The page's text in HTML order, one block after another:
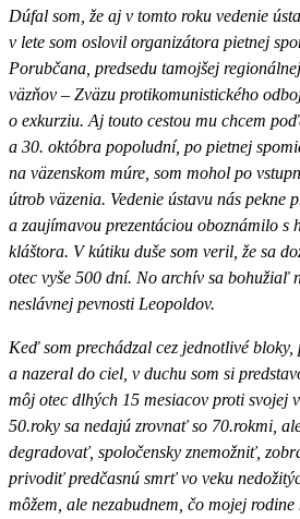
Dúfal som, že aj v tomto roku vedenie
v lete som oslovil organizátora pietnej
Porubčana, predsedu tamojšej
väzňov – Zväzu protikomunistického
o exkurziu. Aj touto cestou mu chcem
a 30. októbra popoludní, po pietnej
na väzenskom múre, som mohol po
útrob väzenia. Vedenie ústavu nás
a zaujímavou prezentáciou oboznámilo s
kláštora. V kútiku duše som veril, že sa
otec vyše 500 dní. No archív sa bohužiaľ
neslávnej pevnosti Leopoldov.
Keď som prechádzal cez jednotlivé
a nazeral do ciel, v duchu som si
môj otec dlhých 15 mesiacov proti svojej
50.roky sa nedajú zrovnať so 70.rokmi,
degradovať, spoločensky znemožniť,
privodiť predčasnú smrť vo veku
môžem, ale nezabudnem, čo mojej